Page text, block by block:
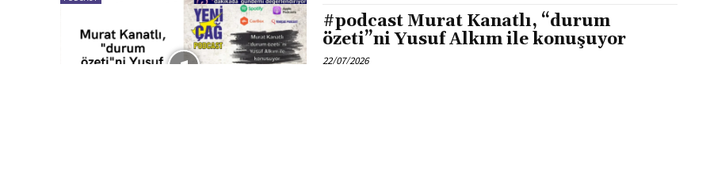
#podcast Murat Kanatlı, “durum
özeti”ni Yusuf Alkım ile konuşuyor
22/07/2026